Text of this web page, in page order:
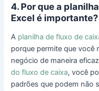
4. Por que a
Excel é importante?
A planilha de fluxo de
porque permite que você
negócio de maneira
do fluxo de caixa, você
padrões que podem não